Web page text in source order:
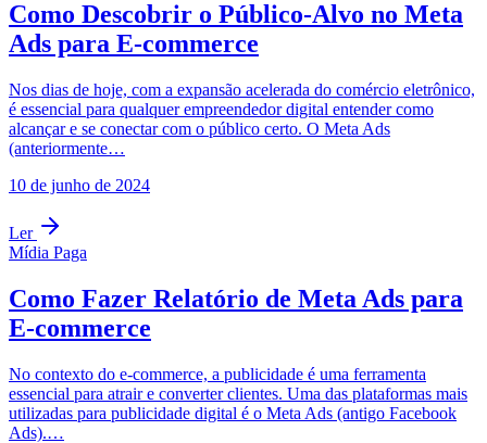
Como Descobrir o Público-Alvo no Meta
Ads para E-commerce
Nos dias de hoje, com a expansão acelerada do comércio eletrônico,
é essencial para qualquer empreendedor digital entender como
alcançar e se conectar com o público certo. O Meta Ads
(anteriormente…
10 de junho de 2024
Ler
Mídia Paga
Como Fazer Relatório de Meta Ads para
E-commerce
No contexto do e-commerce, a publicidade é uma ferramenta
essencial para atrair e converter clientes. Uma das plataformas mais
utilizadas para publicidade digital é o Meta Ads (antigo Facebook
Ads).…